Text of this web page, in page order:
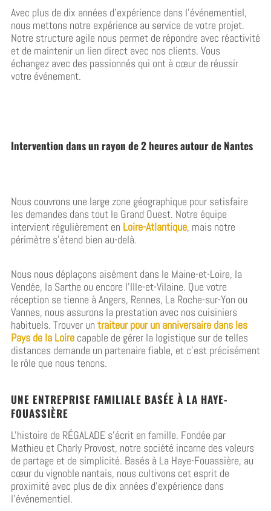
Avec plus de dix années d’expérience dans l’événementiel,
nous mettons notre expérience au service de votre projet.
Notre structure agile nous permet de répondre avec réactivité
et de maintenir un lien direct avec nos clients. Vous
échangez avec des passionnés qui ont à cœur de réussir
votre événement.
Intervention dans un rayon de 2 heures autour de Nantes
Nous couvrons une large zone géographique pour satisfaire
les demandes dans tout le Grand Ouest. Notre équipe
intervient régulièrement en Loire-Atlantique, mais notre
périmètre s’étend bien au-delà.
Nous nous déplaçons aisément dans le Maine-et-Loire, la
Vendée, la Sarthe ou encore l’Ille-et-Vilaine. Que votre
réception se tienne à Angers, Rennes, La Roche-sur-Yon ou
Vannes, nous assurons la prestation avec nos cuisiniers
habituels. Trouver un traiteur pour un anniversaire dans les
Pays de la Loire capable de gérer la logistique sur de telles
distances demande un partenaire fiable, et c’est précisément
le rôle que nous tenons.
UNE ENTREPRISE FAMILIALE BASÉE À LA HAYE-
FOUASSIÈRE
L'histoire de RÉGALADE s'écrit en famille. Fondée par
Mathieu et Charly Provost, notre société incarne des valeurs
de partage et de simplicité. Basés à La Haye-Fouassière, au
cœur du vignoble nantais, nous cultivons cet esprit de
proximité avec plus de dix années d'expérience dans
l'événementiel.